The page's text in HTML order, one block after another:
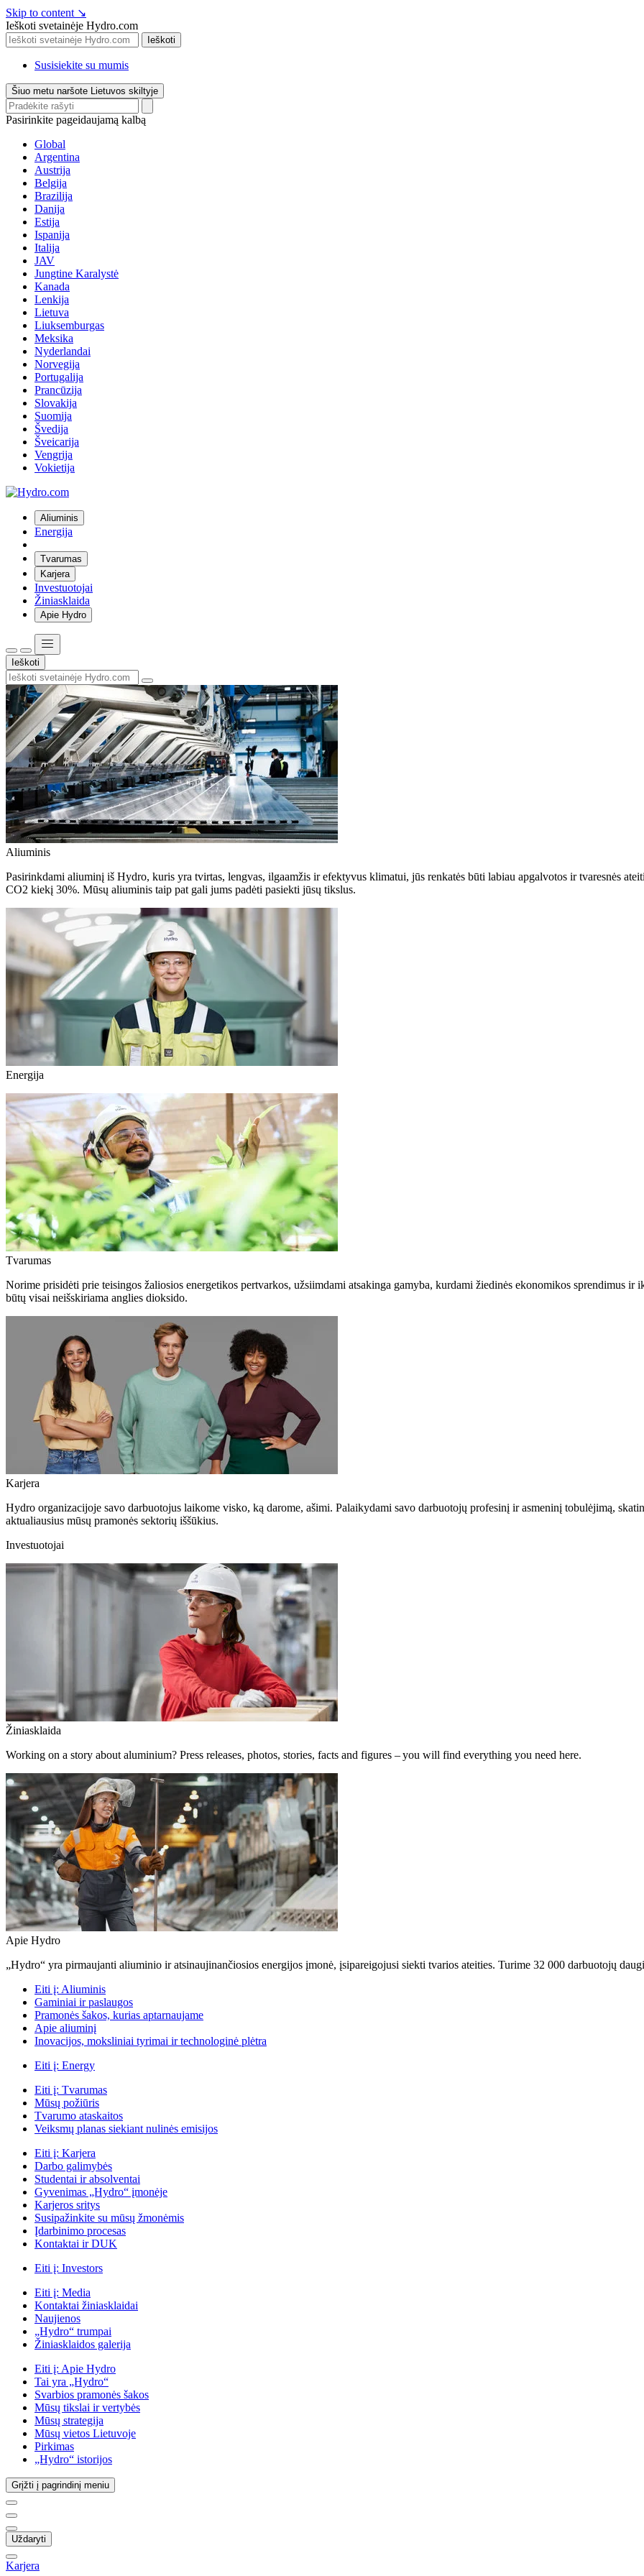
Skip to content ↘
Ieškoti svetainėje Hydro.com
Ieškoti
Susisiekite su mumis
Šiuo metu naršote Lietuvos skiltyje
Pasirinkite pageidaujamą kalbą
Global
Argentina
Austrija
Belgija
Brazilija
Danija
Estija
Ispanija
Italija
JAV
Jungtine Karalystė
Kanada
Lenkija
Lietuva
Liuksemburgas
Meksika
Nyderlandai
Norvegija
Portugalija
Prancūzija
Slovakija
Suomija
Švedija
Šveicarija
Vengrija
Vokietija
Aliuminis
Energija
Tvarumas
Karjera
Investuotojai
Žiniasklaida
Apie Hydro
Ieškoti
Aliuminis
Pasirinkdami aliuminį iš Hydro, kuris yra tvirtas, lengvas, ilgaamžis ir efektyvus klimatui, jūs renkatės būti labiau apgalvotos ir tvaresnės
CO2 kiekį 30%. Mūsų aliuminis taip pat gali jums padėti pasiekti jūsų tikslus.
Energija
Tvarumas
Norime prisidėti prie teisingos žaliosios energetikos pertvarkos, užsiimdami atsakinga gamyba, kurdami žiedinės ekonomikos sprendimus
būtų visai neišskiriama anglies dioksido.
Karjera
Hydro organizacijoje savo darbuotojus laikome visko, ką darome, ašimi. Palaikydami savo darbuotojų profesinį ir asmeninį tobulėjimą,
aktualiausius mūsų pramonės sektorių iššūkius.
Investuotojai
Žiniasklaida
Working on a story about aluminium? Press releases, photos, stories, facts and figures – you will find everything you need here.
Apie Hydro
„Hydro“ yra pirmaujanti aliuminio ir atsinaujinančiosios energijos įmonė, įsipareigojusi siekti tvarios ateities. Turime 32 000 darbuotojų
Eiti į: Aliuminis
Gaminiai ir paslaugos
Pramonės šakos, kurias aptarnaujame
Apie aliuminį
Inovacijos, moksliniai tyrimai ir technologinė plėtra
Eiti į: Energy
Eiti į: Tvarumas
Mūsų požiūris
Tvarumo ataskaitos
Veiksmų planas siekiant nulinės emisijos
Eiti į: Karjera
Darbo galimybės
Studentai ir absolventai
Gyvenimas „Hydro“ įmonėje
Karjeros sritys
Susipažinkite su mūsų žmonėmis
Įdarbinimo procesas
Kontaktai ir DUK
Eiti į: Investors
Eiti į: Media
Kontaktai žiniasklaidai
Naujienos
„Hydro“ trumpai
Žiniasklaidos galerija
Eiti į: Apie Hydro
Tai yra „Hydro“
Svarbios pramonės šakos
Mūsų tikslai ir vertybės
Mūsų strategija
Mūsų vietos Lietuvoje
Pirkimas
„Hydro“ istorijos
Grįžti į pagrindinį meniu
Uždaryti
Karjera